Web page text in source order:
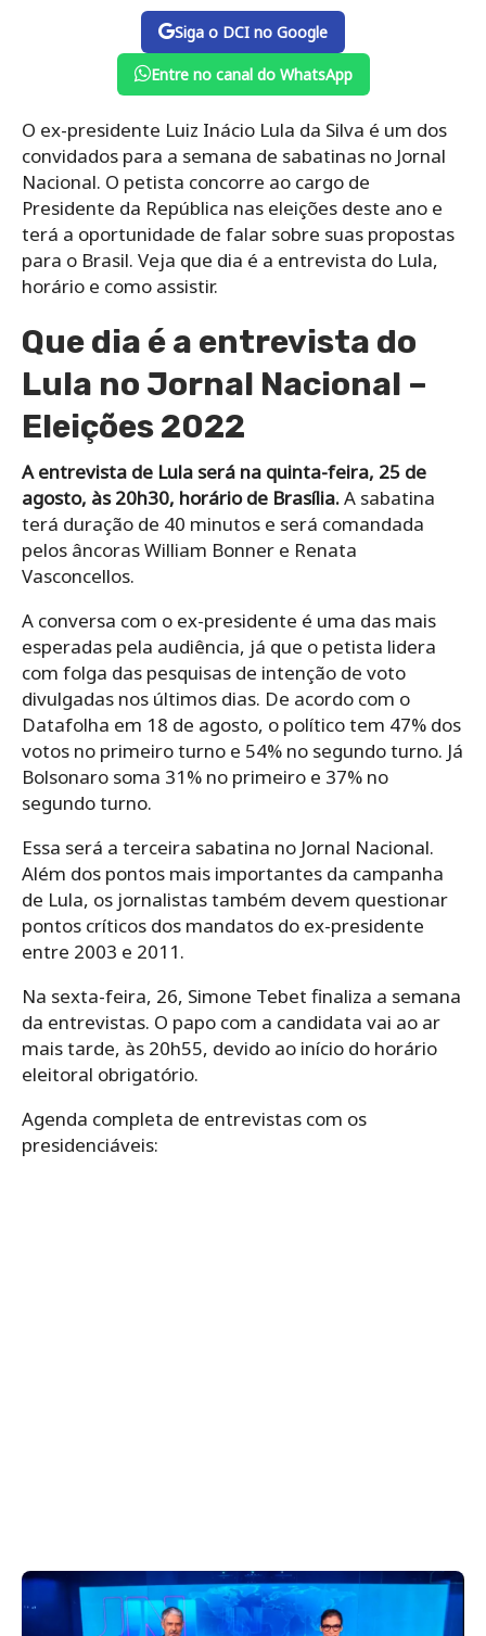
Siga o DCI no Google
Entre no canal do WhatsApp
O ex-presidente Luiz Inácio Lula da Silva é um dos
convidados para a semana de sabatinas no Jornal
Nacional. O petista concorre ao cargo de
Presidente da República nas eleições deste ano e
terá a oportunidade de falar sobre suas propostas
para o Brasil. Veja que dia é a entrevista do Lula,
horário e como assistir.
Que dia é a entrevista do
Lula no Jornal Nacional –
Eleições 2022
A entrevista de Lula será na quinta-feira, 25 de
agosto, às 20h30, horário de Brasília.A sabatina
terá duração de 40 minutos e será comandada
pelos âncoras William Bonner e Renata
Vasconcellos.
A conversa com o ex-presidente é uma das mais
esperadas pela audiência, já que o petista lidera
com folga das pesquisas de intenção de voto
divulgadas nos últimos dias. De acordo com o
Datafolha em 18 de agosto, o político tem 47% dos
votos no primeiro turno e 54% no segundo turno. Já
Bolsonaro soma 31% no primeiro e 37% no
segundo turno.
Essa será a terceira sabatina no Jornal Nacional.
Além dos pontos mais importantes da campanha
de Lula, os jornalistas também devem questionar
pontos críticos dos mandatos do ex-presidente
entre 2003 e 2011.
Na sexta-feira, 26, Simone Tebet finaliza a semana
da entrevistas. O papo com a candidata vai ao ar
mais tarde, às 20h55, devido ao início do horário
eleitoral obrigatório.
Agenda completa de entrevistas com os
presidenciáveis: